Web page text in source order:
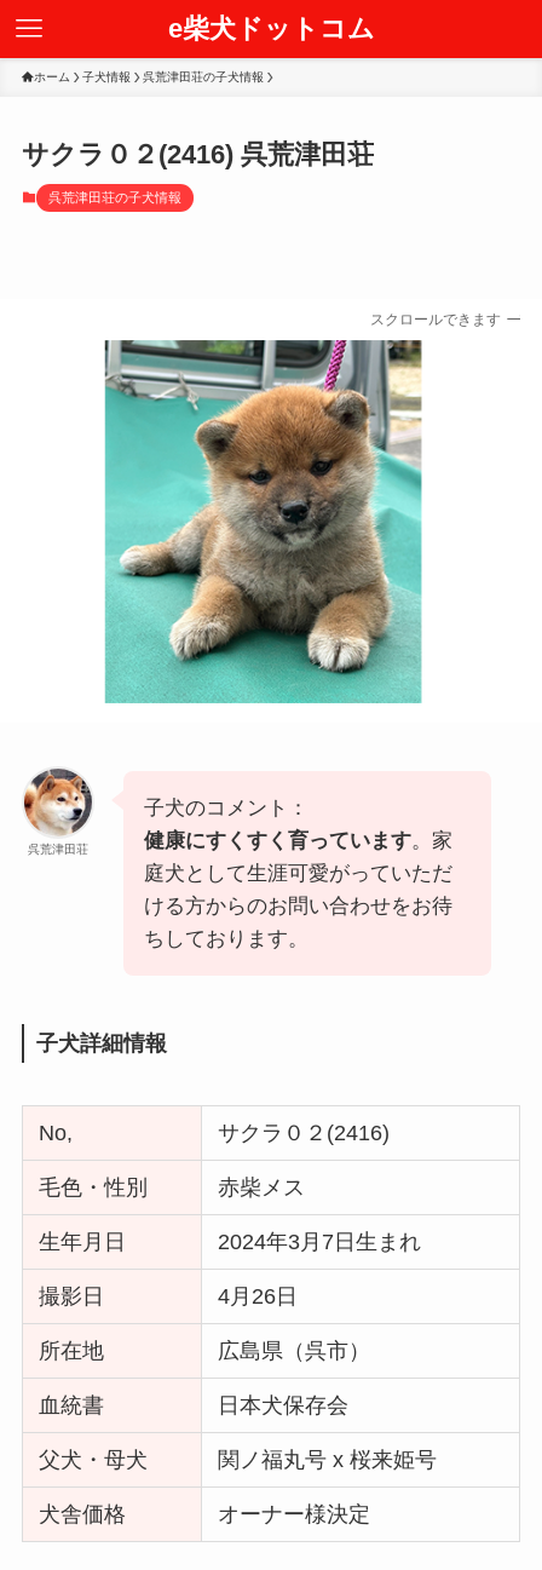
e柴犬ドットコム
ホーム 子犬情報 呉荒津田荘の子犬情報
サクラ０２(2416) 呉荒津田荘
呉荒津田荘の子犬情報
スクロールできます
呉荒津田荘
子犬のコメント：
健康にすくすく育っています。家
庭犬として生涯可愛がっていただ
ける方からのお問い合わせをお待
ちしております。
子犬詳細情報
No, サクラ０２(2416)
毛色・性別 赤柴メス
生年月日 2024年3月7日生まれ
撮影日 4月26日
所在地 広島県（呉市）
血統書 日本犬保存会
父犬・母犬 関ノ福丸号 x 桜来姫号
犬舎価格 オーナー様決定